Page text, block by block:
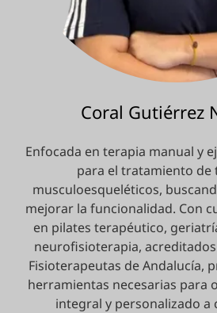
Coral Gutiérrez
Enfocada en terapia manual y
para el tratamiento de
musculoesqueléticos,
mejorar la funcionalidad. Con
en pilates terapéutico,
neurofisioterapia,
Fisioterapeutas de Andalucía,
herramientas necesarias para
integral y personalizado a